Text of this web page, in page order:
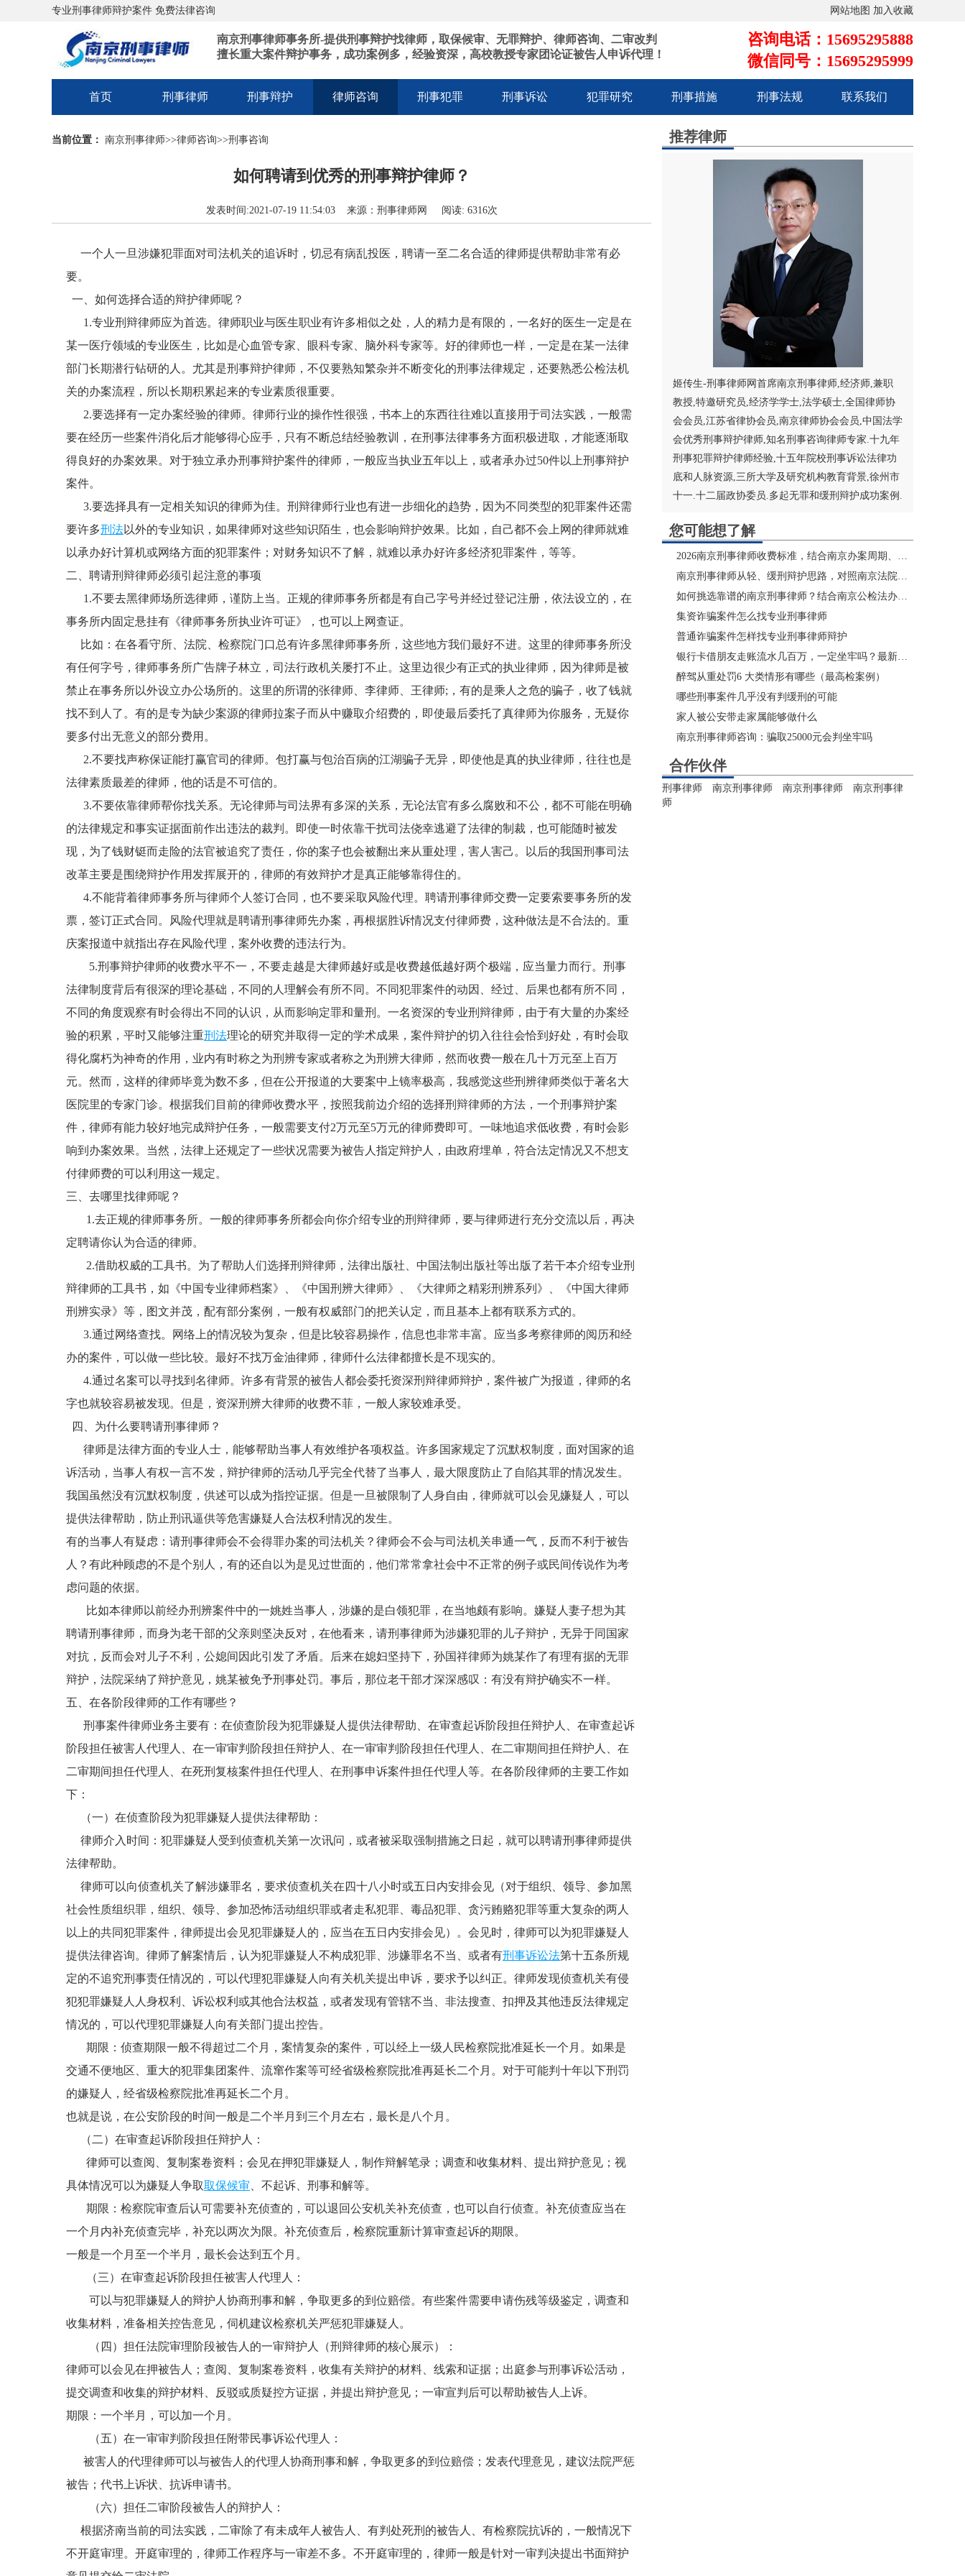
专业刑事律师辩护案件 免费法律咨询 网站地图 加入收藏
南京刑事律师事务所-提供刑事辩护找律师，取保候审、无罪辩护、律师咨询、二审改判
擅长重大案件辩护事务，成功案例多，经验资深，高校教授专家团论证被告人申诉代理！
咨询电话：15695295888
微信同号：15695295999
首页 刑事律师 刑事辩护 律师咨询 刑事犯罪 刑事诉讼 犯罪研究 刑事措施 刑事法规 联系我们
当前位置： 南京刑事律师>>律师咨询>>刑事咨询
如何聘请到优秀的刑事辩护律师？
发表时间:2021-07-19 11:54:03 来源：刑事律师网 阅读: 6316次
一个人一旦涉嫌犯罪面对司法机关的追诉时，切忌有病乱投医，聘请一至二名合适的律师提供帮助非常有必
要。
一、如何选择合适的辩护律师呢？
1.专业刑辩律师应为首选。律师职业与医生职业有许多相似之处，人的精力是有限的，一名好的医生一定是在
某一医疗领域的专业医生，比如是心血管专家、眼科专家、脑外科专家等。好的律师也一样，一定是在某一法律
部门长期潜行钻研的人。尤其是刑事辩护律师，不仅要熟知繁杂并不断变化的刑事法律规定，还要熟悉公检法机
关的办案流程，所以长期积累起来的专业素质很重要。
2.要选择有一定办案经验的律师。律师行业的操作性很强，书本上的东西往往难以直接用于司法实践，一般需
要在经历一些案件消化后才能够得心应手，只有不断总结经验教训，在刑事法律事务方面积极进取，才能逐渐取
得良好的办案效果。对于独立承办刑事辩护案件的律师，一般应当执业五年以上，或者承办过50件以上刑事辩护
案件。
3.要选择具有一定相关知识的律师为佳。刑辩律师行业也有进一步细化的趋势，因为不同类型的犯罪案件还需
要许多刑法以外的专业知识，如果律师对这些知识陌生，也会影响辩护效果。比如，自己都不会上网的律师就难
以承办好计算机或网络方面的犯罪案件；对财务知识不了解，就难以承办好许多经济犯罪案件，等等。
二、聘请刑辩律师必须引起注意的事项
1.不要去黑律师场所选律师，谨防上当。正规的律师事务所都是有自己字号并经过登记注册，依法设立的，在
事务所内固定悬挂有《律师事务所执业许可证》，也可以上网查证。
比如：在各看守所、法院、检察院门口总有许多黑律师事务所，这些地方我们最好不进。这里的律师事务所没
有任何字号，律师事务所广告牌子林立，司法行政机关屡打不止。这里边很少有正式的执业律师，因为律师是被
禁止在事务所以外设立办公场所的。这里的所谓的张律师、李律师、王律师;，有的是乘人之危的骗子，收了钱就
找不到人了。有的是专为缺少案源的律师拉案子而从中赚取介绍费的，即使最后委托了真律师为你服务，无疑你
要多付出无意义的部分费用。
2.不要找声称保证能打赢官司的律师。包打赢与包治百病的江湖骗子无异，即使他是真的执业律师，往往也是
法律素质最差的律师，他的话是不可信的。
3.不要依靠律师帮你找关系。无论律师与司法界有多深的关系，无论法官有多么腐败和不公，都不可能在明确
的法律规定和事实证据面前作出违法的裁判。即使一时依靠干扰司法侥幸逃避了法律的制裁，也可能随时被发
现，为了钱财铤而走险的法官被追究了责任，你的案子也会被翻出来从重处理，害人害己。以后的我国刑事司法
改革主要是围绕辩护作用发挥展开的，律师的有效辩护才是真正能够靠得住的。
4.不能背着律师事务所与律师个人签订合同，也不要采取风险代理。聘请刑事律师交费一定要索要事务所的发
票，签订正式合同。风险代理就是聘请刑事律师先办案，再根据胜诉情况支付律师费，这种做法是不合法的。重
庆案报道中就指出存在风险代理，案外收费的违法行为。
5.刑事辩护律师的收费水平不一，不要走越是大律师越好或是收费越低越好两个极端，应当量力而行。刑事
法律制度背后有很深的理论基础，不同的人理解会有所不同。不同犯罪案件的动因、经过、后果也都有所不同，
不同的角度观察有时会得出不同的认识，从而影响定罪和量刑。一名资深的专业刑辩律师，由于有大量的办案经
验的积累，平时又能够注重刑法理论的研究并取得一定的学术成果，案件辩护的切入往往会恰到好处，有时会取
得化腐朽为神奇的作用，业内有时称之为刑辨专家或者称之为刑辨大律师，然而收费一般在几十万元至上百万
元。然而，这样的律师毕竟为数不多，但在公开报道的大要案中上镜率极高，我感觉这些刑辨律师类似于著名大
医院里的专家门诊。根据我们目前的律师收费水平，按照我前边介绍的选择刑辩律师的方法，一个刑事辩护案
件，律师有能力较好地完成辩护任务，一般需要支付2万元至5万元的律师费即可。一味地追求低收费，有时会影
响到办案效果。当然，法律上还规定了一些状况需要为被告人指定辩护人，由政府埋单，符合法定情况又不想支
付律师费的可以利用这一规定。
三、去哪里找律师呢？
1.去正规的律师事务所。一般的律师事务所都会向你介绍专业的刑辩律师，要与律师进行充分交流以后，再决
定聘请你认为合适的律师。
2.借助权威的工具书。为了帮助人们选择刑辩律师，法律出版社、中国法制出版社等出版了若干本介绍专业刑
辩律师的工具书，如《中国专业律师档案》、《中国刑辨大律师》、《大律师之精彩刑辨系列》、《中国大律师
刑辨实录》等，图文并茂，配有部分案例，一般有权威部门的把关认定，而且基本上都有联系方式的。
3.通过网络查找。网络上的情况较为复杂，但是比较容易操作，信息也非常丰富。应当多考察律师的阅历和经
办的案件，可以做一些比较。最好不找万金油律师，律师什么法律都擅长是不现实的。
4.通过名案可以寻找到名律师。许多有背景的被告人都会委托资深刑辩律师辩护，案件被广为报道，律师的名
字也就较容易被发现。但是，资深刑辨大律师的收费不菲，一般人家较难承受。
四、为什么要聘请刑事律师？
律师是法律方面的专业人士，能够帮助当事人有效维护各项权益。许多国家规定了沉默权制度，面对国家的追
诉活动，当事人有权一言不发，辩护律师的活动几乎完全代替了当事人，最大限度防止了自陷其罪的情况发生。
我国虽然没有沉默权制度，供述可以成为指控证据。但是一旦被限制了人身自由，律师就可以会见嫌疑人，可以
提供法律帮助，防止刑讯逼供等危害嫌疑人合法权利情况的发生。
有的当事人有疑虑：请刑事律师会不会得罪办案的司法机关？律师会不会与司法机关串通一气，反而不利于被告
人？有此种顾虑的不是个别人，有的还自以为是见过世面的，他们常常拿社会中不正常的例子或民间传说作为考
虑问题的依据。
比如本律师以前经办刑辨案件中的一姚姓当事人，涉嫌的是白领犯罪，在当地颇有影响。嫌疑人妻子想为其
聘请刑事律师，而身为老干部的父亲则坚决反对，在他看来，请刑事律师为涉嫌犯罪的儿子辩护，无异于同国家
对抗，反而会对儿子不利，公媳间因此引发了矛盾。后来在媳妇坚持下，孙国祥律师为姚某作了有理有据的无罪
辩护，法院采纳了辩护意见，姚某被免予刑事处罚。事后，那位老干部才深深感叹：有没有辩护确实不一样。
五、在各阶段律师的工作有哪些？
刑事案件律师业务主要有：在侦查阶段为犯罪嫌疑人提供法律帮助、在审查起诉阶段担任辩护人、在审查起诉
阶段担任被害人代理人、在一审审判阶段担任辩护人、在一审审判阶段担任代理人、在二审期间担任辩护人、在
二审期间担任代理人、在死刑复核案件担任代理人、在刑事申诉案件担任代理人等。在各阶段律师的主要工作如
下：
（一）在侦查阶段为犯罪嫌疑人提供法律帮助：
律师介入时间：犯罪嫌疑人受到侦查机关第一次讯问，或者被采取强制措施之日起，就可以聘请刑事律师提供
法律帮助。
律师可以向侦查机关了解涉嫌罪名，要求侦查机关在四十八小时或五日内安排会见（对于组织、领导、参加黑
社会性质组织罪，组织、领导、参加恐怖活动组织罪或者走私犯罪、毒品犯罪、贪污贿赂犯罪等重大复杂的两人
以上的共同犯罪案件，律师提出会见犯罪嫌疑人的，应当在五日内安排会见）。会见时，律师可以为犯罪嫌疑人
提供法律咨询。律师了解案情后，认为犯罪嫌疑人不构成犯罪、涉嫌罪名不当、或者有刑事诉讼法第十五条所规
定的不追究刑事责任情况的，可以代理犯罪嫌疑人向有关机关提出申诉，要求予以纠正。律师发现侦查机关有侵
犯犯罪嫌疑人人身权利、诉讼权利或其他合法权益，或者发现有管辖不当、非法搜查、扣押及其他违反法律规定
情况的，可以代理犯罪嫌疑人向有关部门提出控告。
期限：侦查期限一般不得超过二个月，案情复杂的案件，可以经上一级人民检察院批准延长一个月。如果是
交通不便地区、重大的犯罪集团案件、流窜作案等可经省级检察院批准再延长二个月。对于可能判十年以下刑罚
的嫌疑人，经省级检察院批准再延长二个月。
也就是说，在公安阶段的时间一般是二个半月到三个月左右，最长是八个月。
（二）在审查起诉阶段担任辩护人：
律师可以查阅、复制案卷资料；会见在押犯罪嫌疑人，制作辩解笔录；调查和收集材料、提出辩护意见；视
具体情况可以为嫌疑人争取取保候审 、不起诉、刑事和解等。
期限：检察院审查后认可需要补充侦查的，可以退回公安机关补充侦查，也可以自行侦查。补充侦查应当在
一个月内补充侦查完毕，补充以两次为限。补充侦查后，检察院重新计算审查起诉的期限。
一般是一个月至一个半月，最长会达到五个月。
（三）在审查起诉阶段担任被害人代理人：
可以与犯罪嫌疑人的辩护人协商刑事和解，争取更多的到位赔偿。有些案件需要申请伤残等级鉴定，调查和
收集材料，准备相关控告意见，伺机建议检察机关严惩犯罪嫌疑人。
（四）担任法院审理阶段被告人的一审辩护人（刑辩律师的核心展示）：
律师可以会见在押被告人；查阅、复制案卷资料，收集有关辩护的材料、线索和证据；出庭参与刑事诉讼活动，
提交调查和收集的辩护材料、反驳或质疑控方证据，并提出辩护意见；一审宣判后可以帮助被告人上诉。
期限：一个半月，可以加一个月。
（五）在一审审判阶段担任附带民事诉讼代理人：
被害人的代理律师可以与被告人的代理人协商刑事和解，争取更多的到位赔偿；发表代理意见，建议法院严惩
被告；代书上诉状、抗诉申请书。
（六）担任二审阶段被告人的辩护人：
根据济南当前的司法实践，二审除了有未成年人被告人、有判处死刑的被告人、有检察院抗诉的，一般情况下
不开庭审理。开庭审理的，律师工作程序与一审差不多。不开庭审理的，律师一般是针对一审判决提出书面辩护
推荐律师
姬传生-刑事律师网首席南京刑事律师,经济师,兼职
教授,特邀研究员,经济学学士,法学硕士,全国律师协
会会员,江苏省律协会员,南京律师协会会员,中国法学
会优秀刑事辩护律师,知名刑事咨询律师专家.十九年
刑事犯罪辩护律师经验,十五年院校刑事诉讼法律功
底和人脉资源,三所大学及研究机构教育背景,徐州市
十一.十二届政协委员.多起无罪和缓刑辩护成功案例.
您可能想了解
2026南京刑事律师收费标准，结合南京办案周期、法院流程说明收费合理性
南京刑事律师从轻、缓刑辩护思路，对照南京法院最新量刑尺度拆解
如何挑选靠谱的南京刑事律师？结合南京公检法办案尺度筛选避坑
集资诈骗案件怎么找专业刑事律师
普通诈骗案件怎样找专业刑事律师辩护
银行卡借朋友走账流水几百万，一定坐牢吗？最新规则：这类人有机会不起诉
醉驾从重处罚6 大类情形有哪些（最高检案例）
哪些刑事案件几乎没有判缓刑的可能
家人被公安带走家属能够做什么
南京刑事律师咨询：骗取25000元会判坐牢吗
合作伙伴
刑事律师 南京刑事律师 南京刑事律师
南京刑事律
师